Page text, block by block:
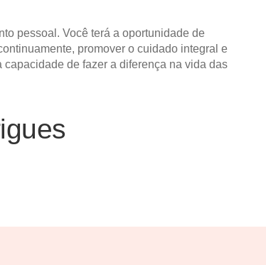
pessoal. Você terá a oportunidade de
promover o cuidado integral e
de fazer a diferença na vida das